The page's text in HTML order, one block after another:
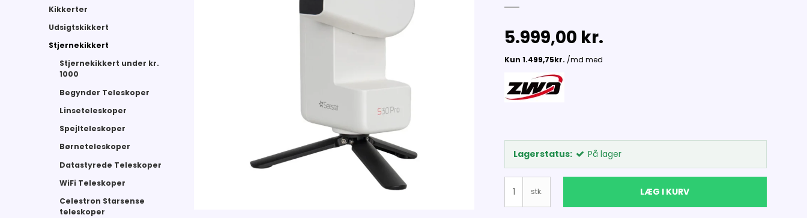
Kikkerter
Udsigtskikkert
Stjernekikkert
Stjernekikkert under kr.
1000
Begynder Teleskoper
Linseteleskoper
Spejlteleskoper
Børneteleskoper
Datastyrede Teleskoper
WiFi Teleskoper
Celestron Starsense
teleskoper
5.999,00 kr.
Lagerstatus: På lager
stk. LÆG I KURV